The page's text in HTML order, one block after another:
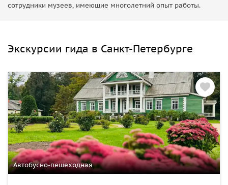
сотрудники музеев, имеющие многолетний опыт работы.
Экскурсии гида в Санкт-Петербурге
Автобусно-пешеходная